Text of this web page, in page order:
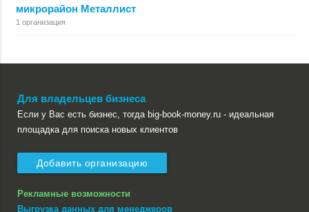
микрорайон Металлист
1 организация
Для владельцев бизнеса
Если у Вас есть бизнес, тогда big-book-money.ru - идеальная
площадка для поиска новых клиентов
Добавить организацию
Рекламные возможности
Выгрузка данных для менеджеров